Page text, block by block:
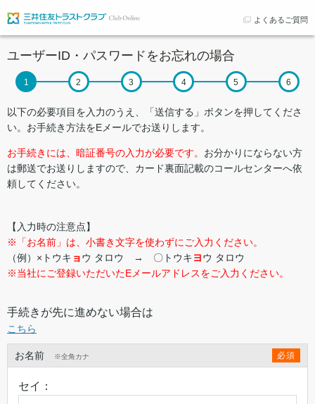
よくあるご質問
ユーザーID・パスワードをお忘れの場合
以下の必要項目を入力のうえ、「送信する」ボタンを押してくださ
い。お手続き方法をEメールでお送りします。
お手続きには、暗証番号の入力が必要です。 お分かりにならない方
は郵送でお送りしますので、カード裏面記載のコールセンターへ依
頼してください。
【入力時の注意点】
※「お名前」は、小書き文字を使わずにご入力ください。
（例）×トウキ ョウ タロウ → 〇トウキヨウ タロウ
※当社にご登録いただいたEメールアドレスをご入力ください。
手続きが先に進めない場合は
こちら
お名前 ※全角カナ 必須
セイ：